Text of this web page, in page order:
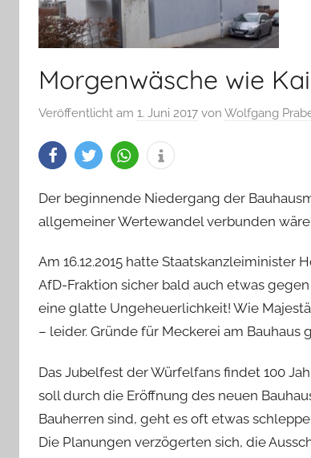
Morgenwäsche wie
Veröffentlicht am 1. Juni 2017 von Wolfgang
Der beginnende Niedergang der
allgemeiner Wertewandel verbunden
Am 16.12.2015 hatte
AfD-Fraktion sicher bald auch etwas
eine glatte Ungeheuerlichkeit! Wie
– leider. Gründe für Meckerei am Bauhaus
Das Jubelfest der Würfelfans findet 100
soll durch die Eröffnung des neuen
Bauherren sind, geht es oft etwas
Die Planungen verzögerten sich, die